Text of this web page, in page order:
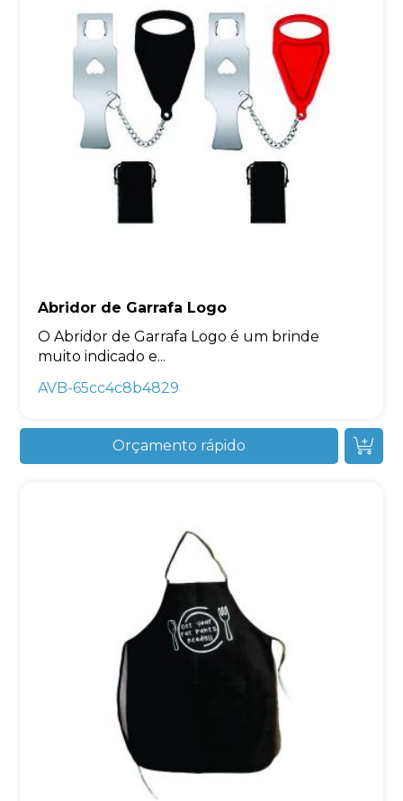
Abridor de Garrafa Logo
O Abridor de Garrafa Logo é um brinde
muito indicado e...
AVB-65cc4c8b4829
Orçamento rápido